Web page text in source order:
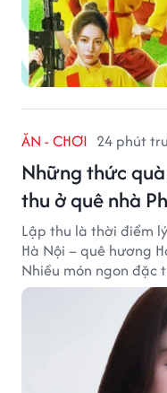
ĂN - CHƠI 24 phút
Những thức
thu ở quê nhà
Lập thu là thời điểm
Hà Nội – quê hương
Nhiều món ngon
hấp dẫn, níu chân